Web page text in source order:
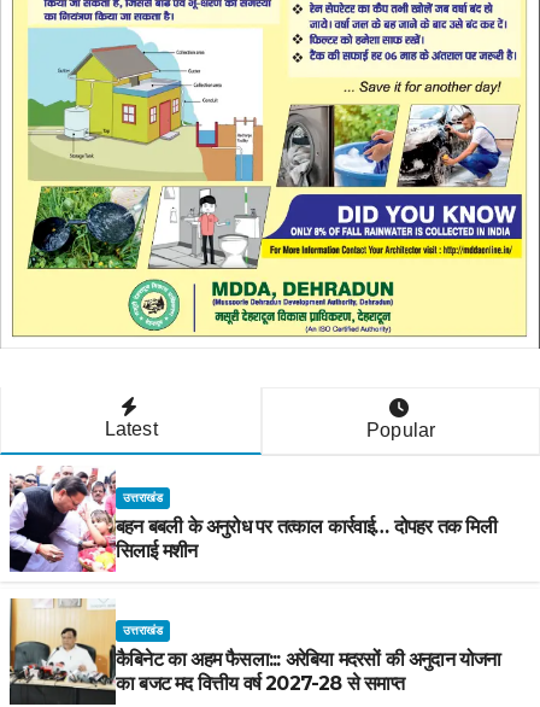
Latest Popular
उत्तराखंड
बहन बबली के अनुरोध पर तत्काल कार्रवाई… दोपहर तक मिली
सिलाई मशीन
उत्तराखंड
कैबिनेट का अहम फैसला::: अरेबिया मदरसों की अनुदान योजना
का बजट मद वित्तीय वर्ष 2027-28 से समाप्त